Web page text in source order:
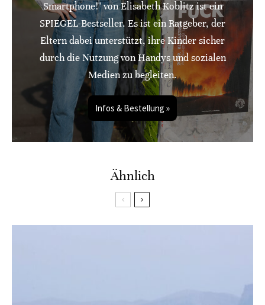
Smartphone!" von Elisabeth Koblitz ist ein
SPIEGEL-Bestseller. Es ist ein Ratgeber, der
Eltern dabei unterstützt, ihre Kinder sicher
durch die Nutzung von Handys und sozialen
Medien zu begleiten.
Infos & Bestellung »
Ähnlich